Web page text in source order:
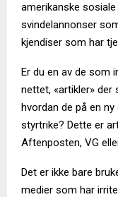
amerikanske
svindelannonser
kjendiser som har
Er du en av de som
nettet, «artikler» der
hvordan de på en
styrtrike? Dette er
Aftenposten, VG
Det er ikke bare
medier som har